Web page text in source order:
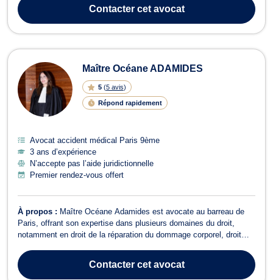
matière de divorce (divorce par consentement mutuel par acte
d’avocats, divorce po...Contactercet avocat
Maître Océane ADAMIDES
5 (5 avis)
Répond rapidement
Avocat accident médical Paris 9ème
3 ans d’expérience
N’accepte pas l’aide juridictionnelle
Premier rendez-vous offert
À propos : Maître Océane Adamides est avocate au barreau de
Paris, offrant son expertise dans plusieurs domaines du droit,
notamment en droit de la réparation du dommage corporel, droit
réparation du dommage corporel, Maître ADAMIDES intervient
dans des cas d'accidents de l...
Contactercet avocat